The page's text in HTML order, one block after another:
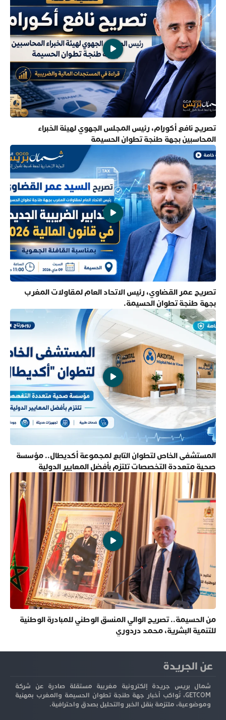
تصريح نافع أكورام، رئيس المجلس الجهوي لهيئة الخبراء
المحاسبين بجهة طنجة تطوان الحسيمة
تصريح عمر القضاوي، رئيس الاتحاد العام لمقاولات المغرب
بجهة طنجة تطوان الحسيمة.
المستشفى الخاص لتطوان التابع لمجموعة أكديطال.. مؤسسة
صحية متعددة التخصصات تلتزم بأفضل المعايير الدولية
من الحسيمة.. تصريح الوالي المنسق الوطني للمبادرة الوطنية
للتنمية البشرية، محمد دردوري
عن الجريدة
شمال بريس جريدة إلكترونية مغربية مستقلة صادرة عن شركة
GETCOM، تُواكب أخبار جهة طنجة تطوان الحسيمة والمغرب بمهنية
وموضوعية، ملتزمة بنقل الخبر والتحليل بصدق واحترافية.